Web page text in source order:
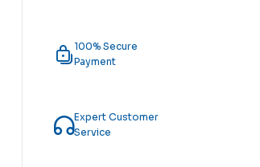
100% Secure
Payment
Expert Customer
Service